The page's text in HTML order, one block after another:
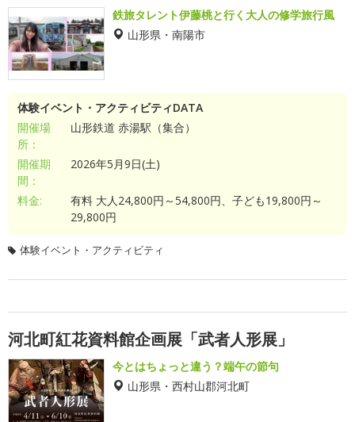
鉄旅タレント伊藤桃と行く大人の修学旅行風
山形県・南陽市
体験イベント・アクティビティDATA
開催場
所：
山形鉄道 赤湯駅（集合）
開催期
間：
2026年5月9日(土)
料金:
有料 大人24,800円～54,800円、子ども19,800円～
29,800円
体験イベント・アクティビティ
河北町紅花資料館企画展「武者人形展」
今とはちょっと違う？端午の節句
山形県・西村山郡河北町